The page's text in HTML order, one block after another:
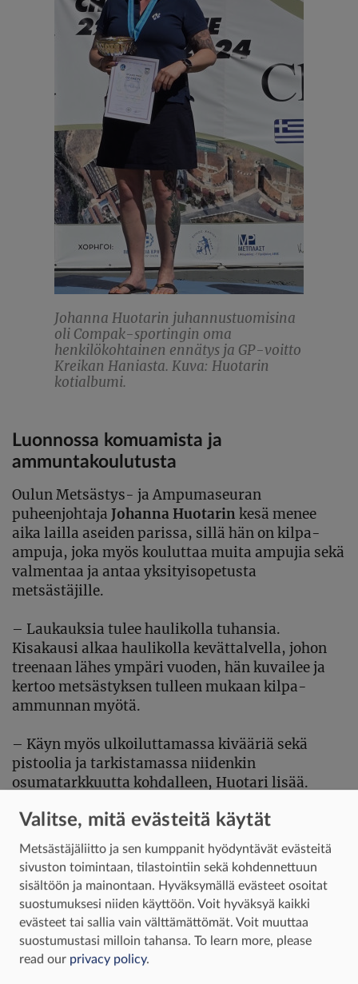
Johanna Huotarin juhannustuomisina
oli Compak-sportingin oma
henkilökohtainen ennätys ja GP-voitto
Kreikan Haniasta. Kuva: Huotarin
kotialbumi.
Luonnossa komuamista ja
ammuntakoulutusta
Oulun Metsästys- ja Ampumaseuran
puheenjohtaja Johanna Huotarin kesä menee
aika lailla aseiden parissa, sillä hän on kilpa-
ampuja, joka myös kouluttaa muita ampujia sekä
valmentaa ja antaa yksityisopetusta
metsästäjille.
– Laukauksia tulee haulikolla tuhansia.
Kisakausi alkaa haulikolla kevättalvella, johon
treenaan lähes ympäri vuoden, hän kuvailee ja
kertoo metsästyksen tulleen mukaan kilpa-
ammunnan myötä.
– Käyn myös ulkoiluttamassa kivääriä sekä
pistoolia ja tarkistamassa niidenkin
osumatarkkuutta kohdalleen, Huotari lisää.
Hän tunnustautuu niin ikään luontoihmiseksi.
– Olen pienestä asti ollut luonnossa komuaja, ja
perheeni on ollut harrastava perhe. Luonto on
tärkeää ja sinne pitää päästä, kun hektinen työ ja
muu harrastus vievät aikaa, Huotari vakuuttaa ja
sanoo seuraavansa jahtialueiden asukkeja, muun
muassa hirvien vasomista ja riistalintujen
Valitse, mitä evästeitä käytät
Metsästäjäliitto ja sen kumppanit hyödyntävät evästeitä
sivuston toimintaan, tilastointiin sekä kohdennettuun
sisältöön ja mainontaan. Hyväksymällä evästeet osoitat
suostumuksesi niiden käyttöön. Voit hyväksyä kaikki
evästeet tai sallia vain välttämättömät. Voit muuttaa
suostumustasi milloin tahansa. To learn more, please
read our privacy policy.